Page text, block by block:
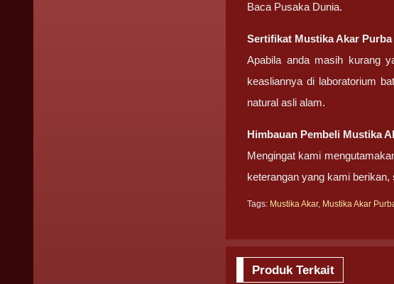
Baca Pusaka Dunia.
Sertifikat Mustika Akar Purba
Apabila anda masih kurang
keasliannya di laboratorium
natural asli alam.
Himbauan Pembeli Mustika
Mengingat kami
keterangan yang kami
Tags: Mustika Akar, Mustika Akar
Produk Terkait